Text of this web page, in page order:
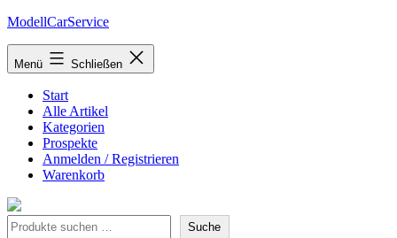
Zum
springen
ModellCarService
Menü Schließen
Start
Alle Artikel
Kategorien
Prospekte
Anmelden / Registrieren
Warenkorb
Suche Suche